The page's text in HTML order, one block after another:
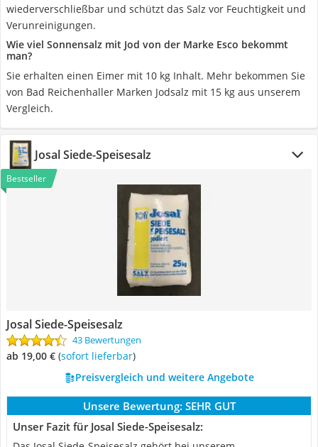
wiederverschließbar und schützt das Salz vor Feuchtigkeit und
Verunreinigungen.
Wie viel Sonnensalz mit Jod von der Marke Esco bekommt
man?
Sie erhalten einen Eimer mit 10 kg Inhalt. Mehr bekommen Sie
von Bad Reichenhaller Marken Jodsalz mit 15 kg aus unserem
Vergleich.
Josal Siede-Speisesalz
Bestseller
Josal Siede-Speisesalz
43 Bewertungen
ab 19,00 € ( Sofort lieferbar)
Preisvergleich und weitere Angebote
Unsere Bewertung: SEHR GUT
Unser Fazit für Josal Siede-Speisesalz: